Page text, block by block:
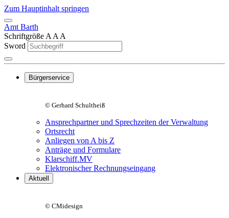
Zum Hauptinhalt springen
Amt Barth
Schriftgröße A A A
Sword
Bürgerservice
© Gerhard Schultheiß
Ansprechpartner und Sprechzeiten der Verwaltung
Ortsrecht
Anliegen von A bis Z
Anträge und Formulare
Klarschiff.MV
Elektronischer Rechnungseingang
Aktuell
© CMidesign